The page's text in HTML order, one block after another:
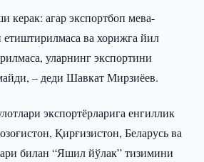
керак: агар экспортбоп мева-
етиштирилмаса ва хорижга йил
уларнинг экспортини
– деди Шавкат Мирзиёев.
экспортёрларига енгиллик
Қирғизистон, Беларусь ва
билан “Яшил йўлак” тизимини